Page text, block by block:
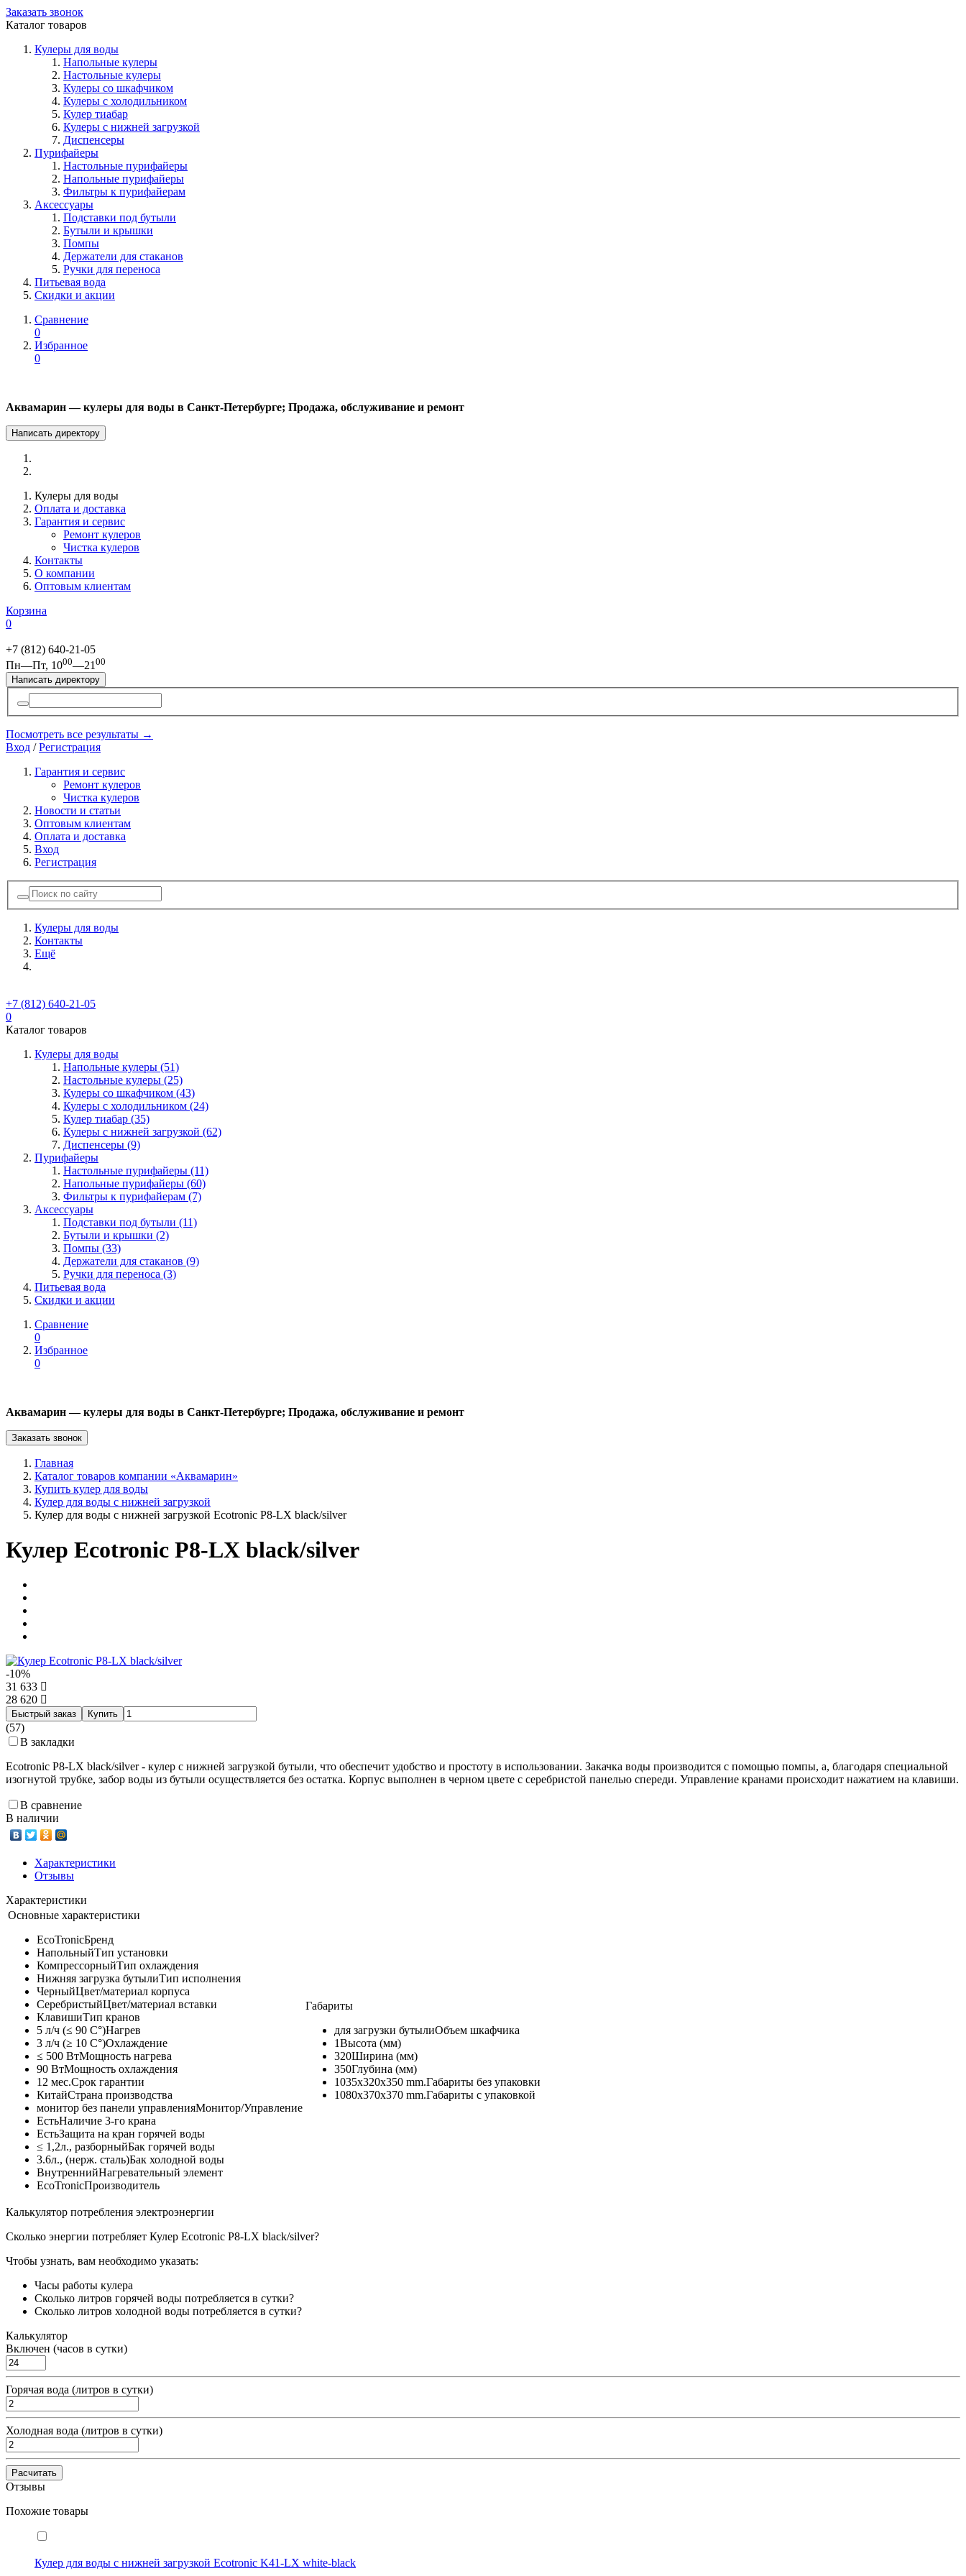
Заказать звонок
Каталог товаров
Кулеры для воды
Напольные кулеры
Настольные кулеры
Кулеры со шкафчиком
Кулеры с холодильником
Кулер тиабар
Кулеры с нижней загрузкой
Диспенсеры
Пурифайеры
Настольные пурифайеры
Напольные пурифайеры
Фильтры к пурифайерам
Аксессуары
Подставки под бутыли
Бутыли и крышки
Помпы
Держатели для стаканов
Ручки для переноса
Питьевая вода
Скидки и акции
Сравнение
0
Избранное
0
Аквамарин — кулеры для воды в Санкт-Петербурге; Продажа, обслуживание и ремонт
Написать директору
Кулеры для воды
Оплата и доставка
Гарантия и сервис
Ремонт кулеров
Чистка кулеров
Контакты
О компании
Оптовым клиентам
Корзина
0
+7 (812) 640-21-05
Пн—Пт, 1000—21 00
Написать директору
Посмотреть все результаты →
Вход /Регистрация
Гарантия и сервис
Ремонт кулеров
Чистка кулеров
Новости и статьи
Оптовым клиентам
Оплата и доставка
Вход
Регистрация
Кулеры для воды
Контакты
Ещё
+7 (812) 640-21-05
0
Каталог товаров
Кулеры для воды
Напольные кулеры (51)
Настольные кулеры (25)
Кулеры со шкафчиком (43)
Кулеры с холодильником (24)
Кулер тиабар (35)
Кулеры с нижней загрузкой (62)
Диспенсеры (9)
Пурифайеры
Настольные пурифайеры (11)
Напольные пурифайеры (60)
Фильтры к пурифайерам (7)
Аксессуары
Подставки под бутыли (11)
Бутыли и крышки (2)
Помпы (33)
Держатели для стаканов (9)
Ручки для переноса (3)
Питьевая вода
Скидки и акции
Сравнение
0
Избранное
0
Аквамарин — кулеры для воды в Санкт-Петербурге; Продажа, обслуживание и ремонт
Заказать звонок
Главная
Каталог товаров компании «Аквамарин»
Купить кулер для воды
Кулер для воды с нижней загрузкой
Кулер для воды с нижней загрузкой Ecotronic P8-LX black/silver
Кулер Ecotronic P8-LX black/silver
-10%
31 633
28 620
Быстрый заказ Купить
(57)
В закладки
Ecotronic P8-LX black/silver - кулер с нижней загрузкой бутыли, что обеспечит удобство и простоту в использовании. Закачка воды производится с помощью помпы, а, благодаря специальной
изогнутой трубке, забор воды из бутыли осуществляется без остатка. Корпус выполнен в черном цвете с серебристой панелью спереди. Управление кранами происходит нажатием на клавиши.
В сравнение
В наличии
Характеристики
Отзывы
Характеристики
Основные характеристики
EcoTronicБренд
НапольныйТип установки
КомпрессорныйТип охлаждения
Нижняя загрузка бутылиТип исполнения
ЧерныйЦвет/материал корпуса
СеребристыйЦвет/материал вставки
КлавишиТип кранов
5 л/ч (≤ 90 C°)Нагрев
3 л/ч (≥ 10 C°)Охлаждение
≤ 500 ВтМощность нагрева
90 ВтМощность охлаждения
12 мес.Срок гарантии
КитайСтрана производства
монитор без панели управленияМонитор/Управление
ЕстьНаличие 3-го крана
ЕстьЗащита на кран горячей воды
≤ 1,2л., разборныйБак горячей воды
3.6л., (нерж. сталь)Бак холодной воды
ВнутреннийНагревательный элемент
EcoTronicПроизводитель
Габариты
для загрузки бутылиОбъем шкафчика
1Высота (мм)
320Ширина (мм)
350Глубина (мм)
1035x320x350 mm.Габариты без упаковки
1080x370x370 mm.Габариты с упаковкой
Калькулятор потребления электроэнергии
Сколько энергии потребляет Кулер Ecotronic P8-LX black/silver?
Чтобы узнать, вам необходимо указать:
Часы работы кулера
Сколько литров горячей воды потребляется в сутки?
Сколько литров холодной воды потребляется в сутки?
Калькулятор
Включен (часов в сутки)
Горячая вода (литров в сутки)
Холодная вода (литров в сутки)
Расчитать
Отзывы
Похожие товары
Кулер для воды с нижней загрузкой Ecotronic K41-LX white-black